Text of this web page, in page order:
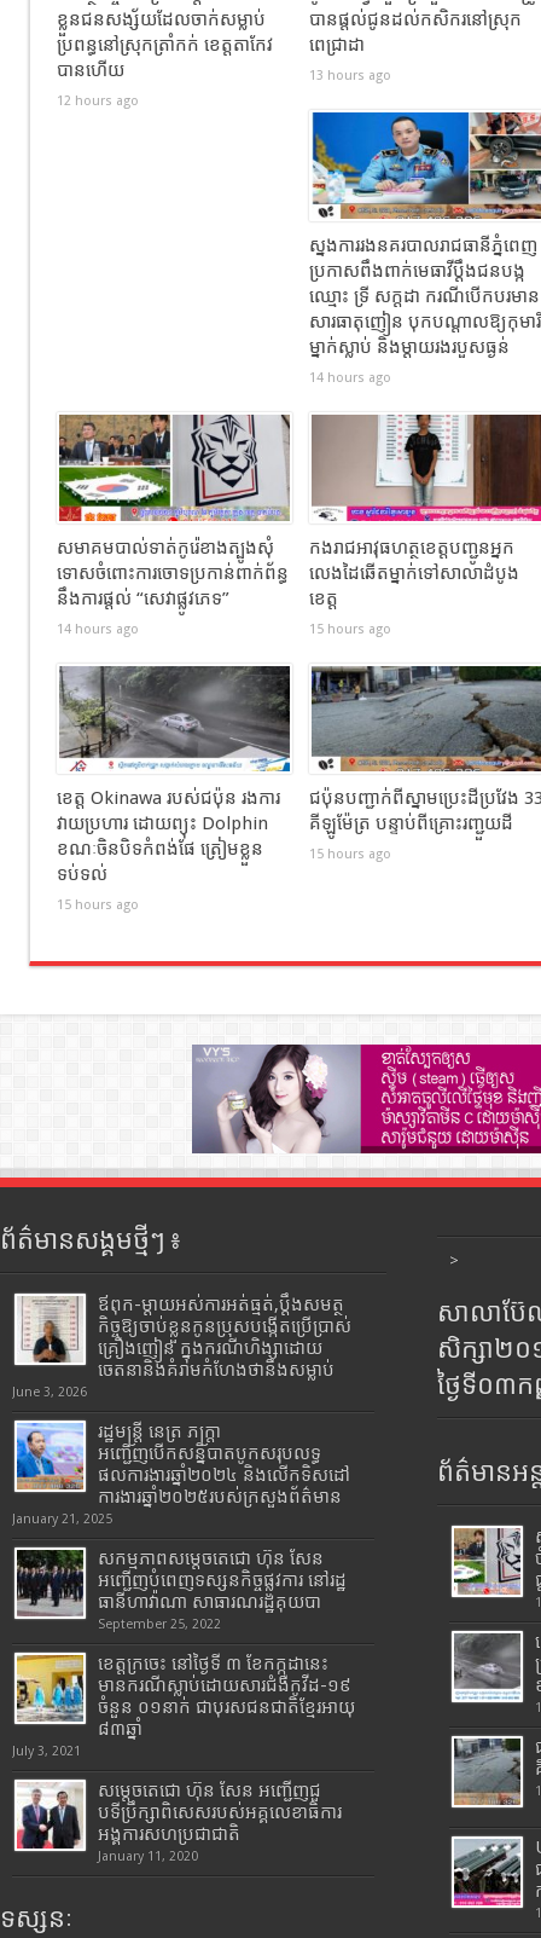
ខ្លួនជនសង្ស័យដែលចាក់សម្លាប់
ប្រពន្ធនៅស្រុកត្រាំកក់ ខេត្តតាកែវ
បានហេីយ
12 hours ago
បានផ្តល់ជូនដល់កសិករនៅស្រុក
ពេជ្រាដា
13 hours ago
ស្នងការរងនគរបាលរាជធានីភ្នំពេញ
ប្រកាសពឹងពាក់មេធាវីប្តឹងជនបង្ក
ឈ្មោះ ទ្រី សក្ដដា ករណីបើកបរមាន
សារធាតុញៀន បុកបណ្តាលឱ្យកុមារី
ម្នាក់ស្លាប់ និងម្តាយរងរបួសធ្ងន់
14 hours ago
សមាគមបាល់ទាត់កូរ៉េខាងត្បូងសុំ
ទោសចំពោះការចោទប្រកាន់ពាក់ព័ន្ធ
នឹងការផ្តល់ “សេវាផ្លូវភេទ”
14 hours ago
កងរាជឣាវុធហត្ថខេត្តបញ្ជូនអ្នក
លេងដៃឆើតម្នាក់ទៅសាលាដំបូង
ខេត្ត
15 hours ago
ខេត្ត Okinawa របស់ជប៉ុន រងការ
វាយប្រហារ ដោយព្យុះ Dolphin
ខណៈចិនបិទកំពង់ផែ ត្រៀមខ្លួន
ទប់ទល់
15 hours ago
ជប៉ុនបញ្ជាក់ពីស្នាមប្រេះដីប្រវែង
គីឡូម៉ែត្រ បន្ទាប់ពីគ្រោះរញ្ជួយដី
15 hours ago
ព័ត៌មានសង្គមថ្មីៗ ៖
ឪពុក-ម្ដាយអស់ការអត់ធ្មត់,ប្ដឹងសមត្ថ
កិច្ចឱ្យចាប់ខ្លួនកូនប្រុសបង្កើតប្រើប្រាស់
គ្រឿងញៀន ក្នុងករណីហិង្សាដោយ
ចេតនានិងគំរាមកំហែងថានឹងសម្លាប់
June 3, 2026
រដ្ឋមន្រ្តី​ នេត្រ​ ភក្ត្រា​
អញ្ជើញបើកសន្និបាតបូកសរុបលទ្ធ
ផលការងារឆ្នាំ២០២៤ និងលើកទិសដៅ
ការងារឆ្នាំ២០២៥របស់​ក្រសួង​ព័ត៌មាន​
January 21, 2025
សកម្មភាពសម្តេចតេជោ ហ៊ុន សែន
អញ្ជើញបំពេញទស្សនកិច្ចផ្លូវការ នៅរដ្ឋ
ធានីហាវ៉ាណា សាធារណរដ្ឋគុយបា
September 25, 2022
ខេត្តក្រចេះ នៅថ្ងៃទី ៣ ខែកក្កដានេះ
មានករណីស្លាប់ដោយសារជំងឺកូវីដ-១៩
ចំនួន ០១នាក់ ជាបុរសជនជាតិខ្មែរអាយុ
៨៣ឆ្នាំ
July 3, 2021
សម្តេចតេជោ ហ៊ុន សែន អញ្ជើញជួ
បទីប្រឹក្សាពិសេសរបស់អគ្គលេខាធិការ
អង្គការសហប្រជាជាតិ
January 11, 2020
ទស្សនៈ
>
សាលាប៊ែ
សិក្សា២
ថ្ងៃទី០៣
ព័ត៌មានអន្